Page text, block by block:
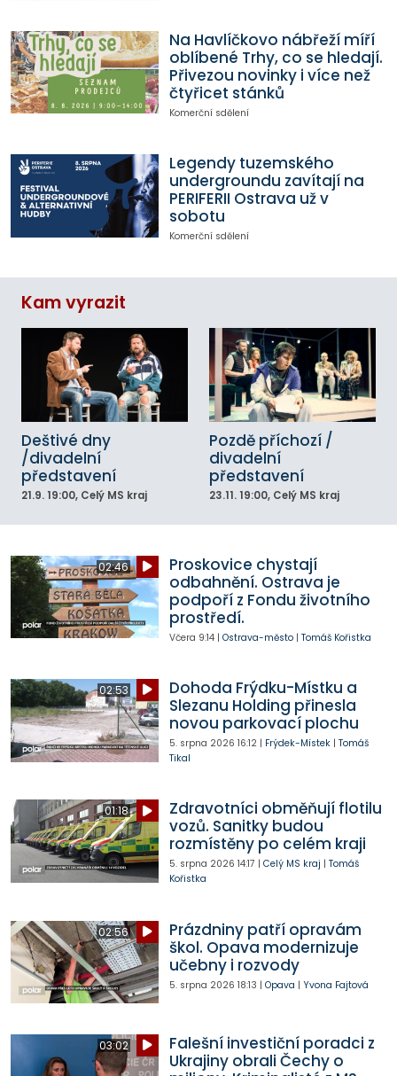
Na Havlíčkovo nábřeží míří
oblíbené Trhy, co se hledají.
Přivezou novinky i více než
čtyřicet stánků
Komerční sdělení
Legendy tuzemského
undergroundu zavítají na
PERIFERII Ostrava už v
sobotu
Komerční sdělení
Kam vyrazit
Deštivé dny
/divadelní
představení
21.9. 19:00, Celý MS kraj
Pozdě příchozí /
divadelní
představení
23.11. 19:00, Celý MS kraj
02:46
Proskovice chystají
odbahnění. Ostrava je
podpoří z Fondu životního
prostředí.
Včera 9:14| Ostrava-město| Tomáš Kořistka
02:53
Dohoda Frýdku-Místku a
Slezanu Holding přinesla
novou parkovací plochu
5. srpna 2026 16:12| Frýdek-Místek| Tomáš
Tikal
01:18
Zdravotníci obměňují flotilu
vozů. Sanitky budou
rozmístěny po celém kraji
5. srpna 2026 14:17 | Celý MS kraj | Tomáš
Kořistka
02:56
Prázdniny patří opravám
škol. Opava modernizuje
učebny i rozvody
5. srpna 2026 18:13 | Opava | Yvona Fajtová
03:02
Falešní investiční poradci z
Ukrajiny obrali Čechy o